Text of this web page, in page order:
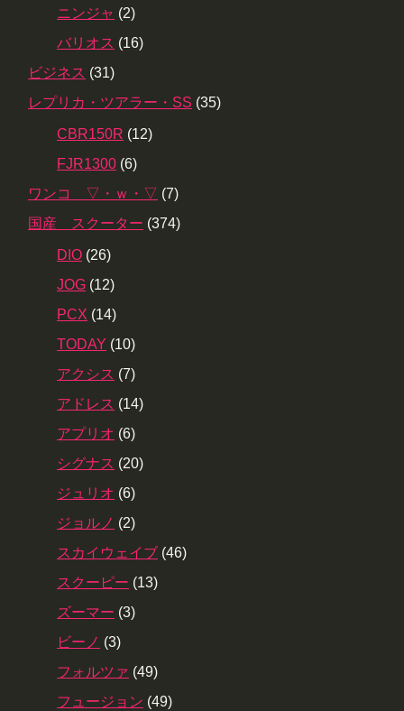
ニンジャ (2)
バリオス (16)
ビジネス (31)
レプリカ・ツアラー・SS (35)
CBR150R (12)
FJR1300 (6)
ワンコ ▽・ｗ・▽ (7)
国産 スクーター (374)
DIO (26)
JOG (12)
PCX (14)
TODAY (10)
アクシス (7)
アドレス (14)
アプリオ (6)
シグナス (20)
ジュリオ (6)
ジョルノ (2)
スカイウェイブ (46)
スクーピー (13)
ズーマー (3)
ビーノ (3)
フォルツァ (49)
フュージョン (49)